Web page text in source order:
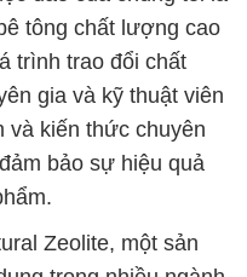
bảo sự hiệu quả
Zeolite, một sản
trong nhiều ngành
tôi cam kết tư vấn
mọi thắc mắc và
sản phẩm để đảm
tối đa giá trị của